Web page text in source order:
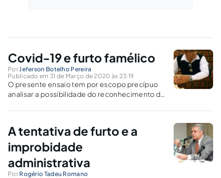
Covid-19 e furto famélico
Por Jeferson Botelho Pereira
Publicado em 31 de Março de 2020 às 23:19
O presente ensaio tem por escopo precípuo
analisar a possibilidade do reconhecimento do
brasileiro, sobretudo, durante a crise mundial
Coronavírus que impõe à sociedade...
A tentativa de furto e a
improbidade
administrativa
Por Rogério Tadeu Romano